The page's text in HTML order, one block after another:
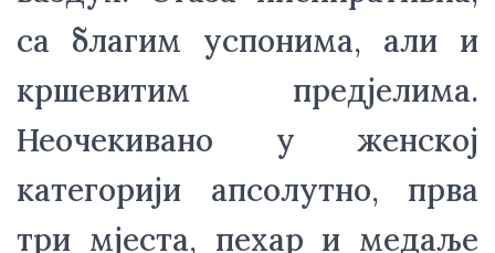
са благим успонима, али и
кршевитим предjeлима.
Неочекивано у женској
категорији апсолутно, прва
три мјеста, пехар и медаље